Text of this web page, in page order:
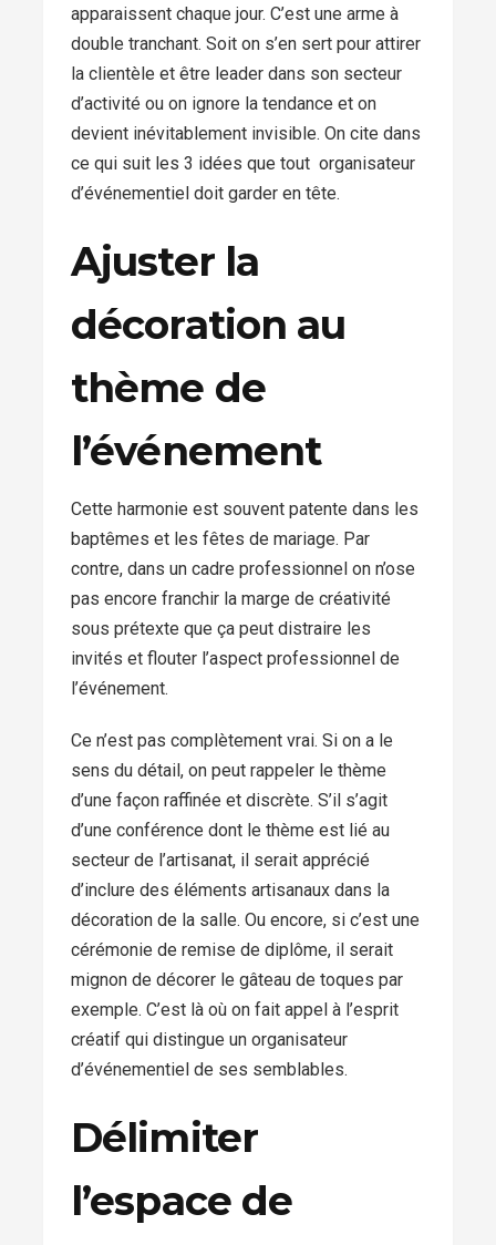
apparaissent chaque jour. C’est une arme à
double tranchant. Soit on s’en sert pour attirer
la clientèle et être leader dans son secteur
d’activité ou on ignore la tendance et on
devient inévitablement invisible. On cite dans
ce qui suit les 3 idées que tout organisateur
d’événementiel doit garder en tête.
Ajuster la
décoration au
thème de
l’événement
Cette harmonie est souvent patente dans les
baptêmes et les fêtes de mariage. Par
contre, dans un cadre professionnel on n’ose
pas encore franchir la marge de créativité
sous prétexte que ça peut distraire les
invités et flouter l’aspect professionnel de
l’événement.
Ce n’est pas complètement vrai. Si on a le
sens du détail, on peut rappeler le thème
d’une façon raffinée et discrète. S’il s’agit
d’une conférence dont le thème est lié au
secteur de l’artisanat, il serait apprécié
d’inclure des éléments artisanaux dans la
décoration de la salle. Ou encore, si c’est une
cérémonie de remise de diplôme, il serait
mignon de décorer le gâteau de toques par
exemple. C’est là où on fait appel à l’esprit
créatif qui distingue un organisateur
d’événementiel de ses semblables.
Délimiter
l’espace de